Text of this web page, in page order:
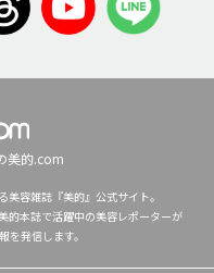
美的.com
美容雑誌『美的』公式サイト。
的本誌で活躍中の美容レポーターが
を発信します。